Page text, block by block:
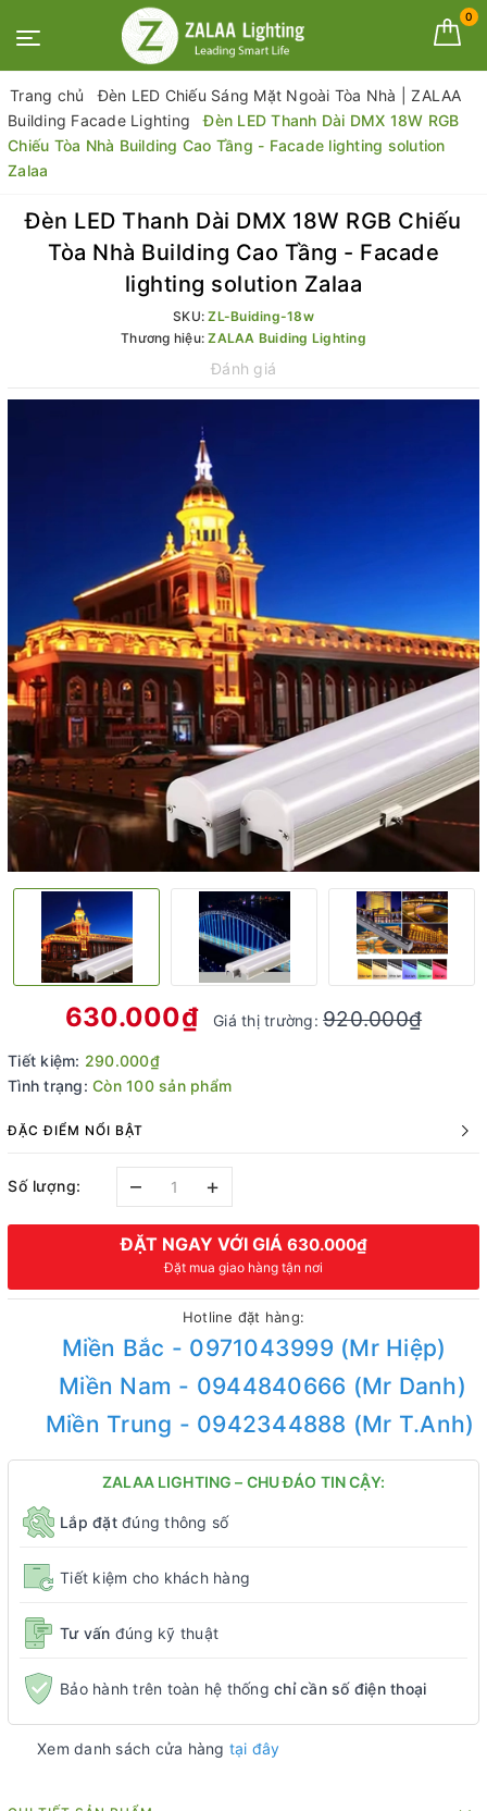
0
Trang chủ
Đèn LED Chiếu Sáng Mặt Ngoài Tòa Nhà | ZALAA
Building Facade Lighting
Đèn LED Thanh Dài DMX 18W RGB
Chiếu Tòa Nhà Building Cao Tầng - Facade lighting solution
Zalaa
Đèn LED Thanh Dài DMX 18W RGB Chiếu
Tòa Nhà Building Cao Tầng - Facade
lighting solution Zalaa
SKU:ZL-Buiding-18w
Thương hiệu:ZALAA Buiding Lighting
Đánh giá
630.000₫ Giá thị trường:920.000₫
Tiết kiệm: 290.000₫
Tình trạng: Còn 100 sản phẩm
ĐẶC ĐIỂM NỔI BẬT
Số lượng: – +
ĐẶT NGAY VỚI GIÁ 630.000₫
Đặt mua giao hàng tận nơi
Hotline đặt hàng:
Miền Bắc - 0971043999 (Mr Hiệp)
Miền Nam - 0944840666 (Mr Danh)
Miền Trung - 0942344888 (Mr T.Anh)
ZALAA LIGHTING – CHU ĐÁO TIN CẬY:
Lắp đặtđúng thông số
Tiết kiệm cho khách hàng
Tư vấn đúng kỹ thuật
Bảo hành trên toàn hệ thống chỉ cần số điện thoại
Xem danh sách cửa hàng tại đây